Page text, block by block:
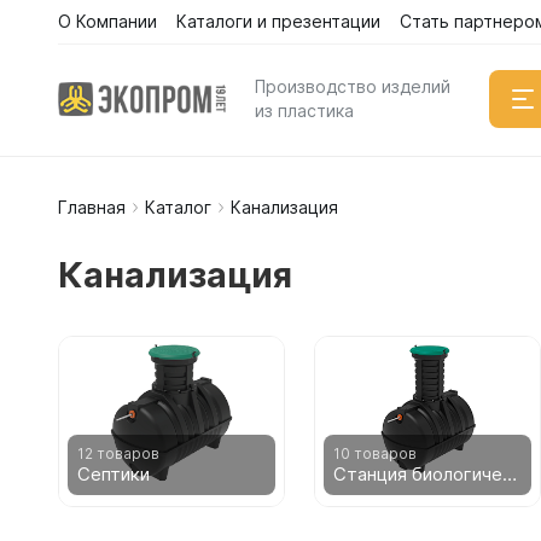
Каталог
О Компании Каталоги и презентации Стать
Производство изделий
из пластика
Емкости
Емкости
Емкости
Емкости
Главная Каталог Канализация
Канализация
12 товаров
Септики
10 товаров
Станция биологической очистки